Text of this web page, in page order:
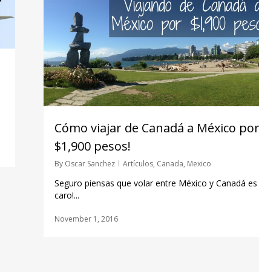
Cómo viajar de Canadá a México por
$1,900 pesos!
By Oscar Sanchez Artículos, Canada, Mexico
Seguro piensas que volar entre México y Canadá es
caro!...
November 1, 2016